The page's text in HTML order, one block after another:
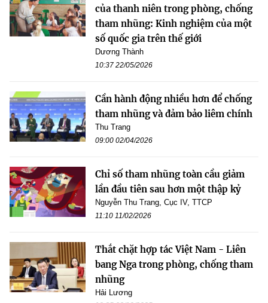
của thanh niên trong phòng, chống
tham nhũng: Kinh nghiệm của một
số quốc gia trên thế giới
Dương Thành
10:37 22/05/2026
Cần hành động nhiều hơn để chống
tham nhũng và đảm bảo liêm chính
Thu Trang
09:00 02/04/2026
Chỉ số tham nhũng toàn cầu giảm
lần đầu tiên sau hơn một thập kỷ
Nguyễn Thu Trang, Cục IV, TTCP
11:10 11/02/2026
Thắt chặt hợp tác Việt Nam - Liên
bang Nga trong phòng, chống tham
nhũng
Hải Lương